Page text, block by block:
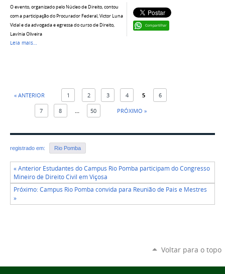
Compartilhar
O evento, organizado pelo Núcleo de Direito, contou
com a participação do Procurador Federal, Victor Luna
Vidal e da advogada e egressa do curso de Direito,
Lavínia Oliveira
Leia mais…
« ANTERIOR 1 2 3 4 5 6
7 8 50 PRÓXIMO »
registrado em: Rio Pomba
« Anterior Estudantes do Campus Rio Pomba participam do Congresso
Mineiro de Direito Civil em Viçosa
Próximo: Campus Rio Pomba convida para Reunião de Pais e Mestres
»
Voltar para o topo